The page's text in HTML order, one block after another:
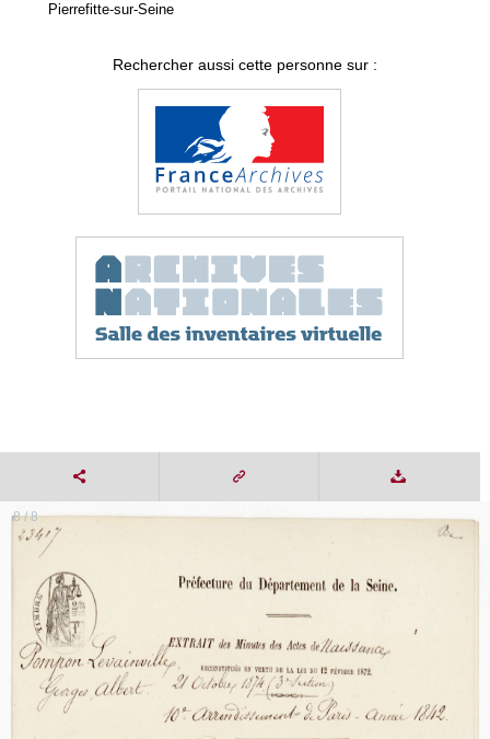
Pierrefitte-sur-Seine
Rechercher aussi cette personne sur :
8 / 8